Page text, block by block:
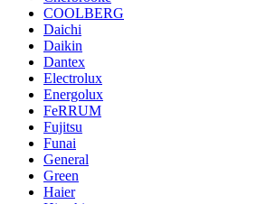
COOLBERG
Daichi
Daikin
Dantex
Electrolux
Energolux
FeRRUM
Fujitsu
Funai
General
Green
Haier